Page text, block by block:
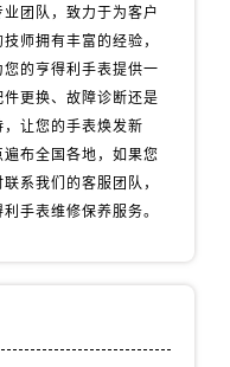
业团队，致力于为客户
师拥有丰富的经验，
的亨得利手表提供一
更换、故障诊断还是
让您的手表焕发新
布全国各地，如果您
系我们的客服团队，
手表维修保养服务。